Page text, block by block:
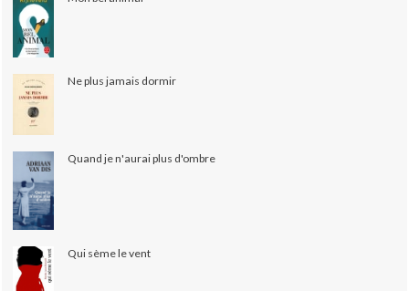
Ne plus jamais dormir
Quand je n'aurai plus d'ombre
Qui sème le vent